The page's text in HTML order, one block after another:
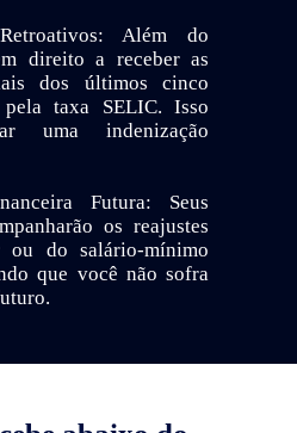
Além do
direito a receber as
dos últimos cinco
taxa SELIC. Isso
uma indenização
Futura: Seus
os reajustes
do salário-mínimo
que você não sofra